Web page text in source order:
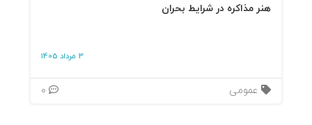
هنر مذاکره در شرایط بحران
3 مرداد 1405
عمومی